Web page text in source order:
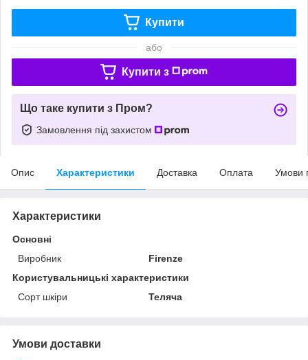
Купити
або
Купити з
Що таке купити з Пром?
Замовлення під захистом
Опис Характеристики Доставка Оплата Умови
Характеристики
Основні
Виробник
Firenze
Користувальницькі характеристики
Сорт шкіри
Теляча
Умови доставки